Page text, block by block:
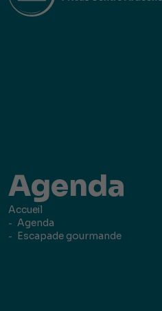
Agenda
Accueil
Agenda
Escapade gourmande